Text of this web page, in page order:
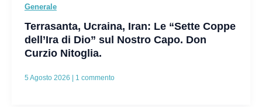
Generale
Terrasanta, Ucraina, Iran: Le “Sette Coppe
dell’Ira di Dio” sul Nostro Capo. Don
Curzio Nitoglia.
5 Agosto 2026 1 commento